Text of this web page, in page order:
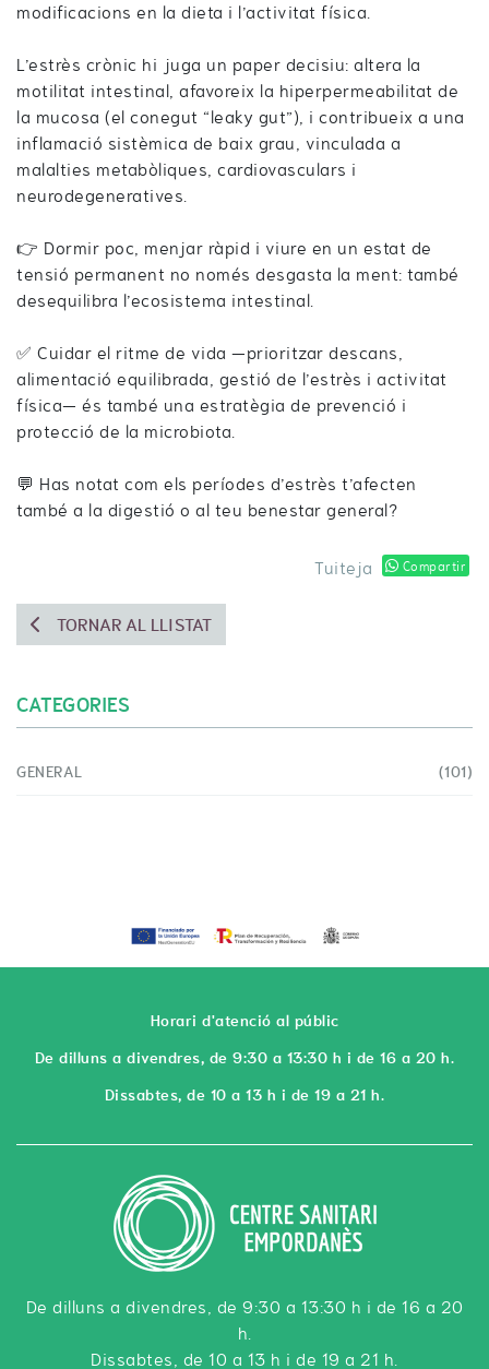
modificacions en la dieta i l’activitat física.
L’estrès crònic hi juga un paper decisiu: altera la
motilitat intestinal, afavoreix la hiperpermeabilitat de
la mucosa (el conegut “leaky gut”), i contribueix a una
inflamació sistèmica de baix grau, vinculada a
malalties metabòliques, cardiovasculars i
neurodegeneratives.
👉 Dormir poc, menjar ràpid i viure en un estat de
tensió permanent no només desgasta la ment: també
desequilibra l’ecosistema intestinal.
✅ Cuidar el ritme de vida —prioritzar descans,
alimentació equilibrada, gestió de l’estrès i activitat
física— és també una estratègia de prevenció i
protecció de la microbiota.
💬 Has notat com els períodes d’estrès t’afecten
també a la digestió o al teu benestar general?
Tuiteja
Compartir
TORNAR AL LLISTAT
CATEGORIES
GENERAL (101)
Horari d'atenció al públic
De dilluns a divendres, de 9:30 a 13:30 h i de 16 a 20 h.
Dissabtes, de 10 a 13 h i de 19 a 21 h.
De dilluns a divendres, de 9:30 a 13:30 h i de 16 a 20
h.
Dissabtes, de 10 a 13 h i de 19 a 21 h.